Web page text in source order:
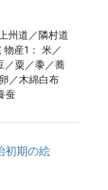
州道／隣村道
産1： 米／
／粟／黍／蕎
／木綿白布
蚕
初期の絵